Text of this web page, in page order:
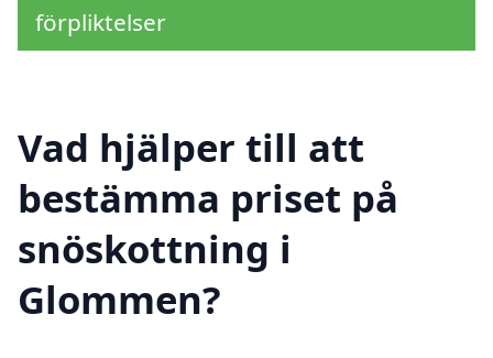
förpliktelser
Vad hjälper till att
bestämma priset på
snöskottning i
Glommen?